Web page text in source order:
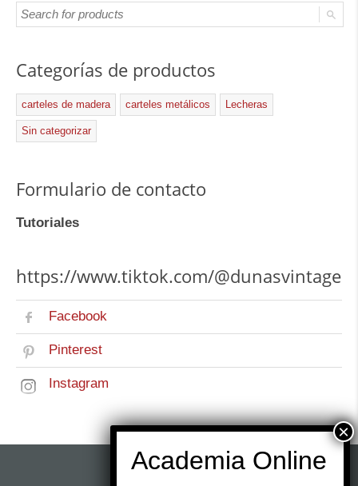
Categorías de productos
carteles de madera carteles metálicos Lecheras
Sin categorizar
Formulario de contacto
Tutoriales
https://www.tiktok.com/@dunasvintage
Facebook
Pinterest
Instagram